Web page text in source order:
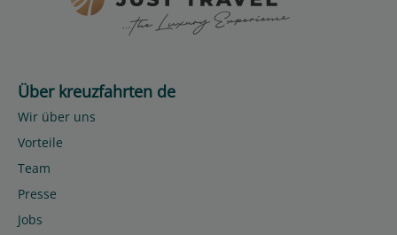
Über kreuzfahrten de
Wir über uns
Vorteile
Team
Presse
Jobs